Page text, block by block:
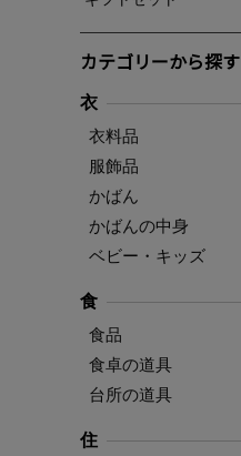
カテゴリーから探す
衣
衣料品
服飾品
かばん
かばんの中身
ベビー・キッズ
食
食品
食卓の道具
台所の道具
住